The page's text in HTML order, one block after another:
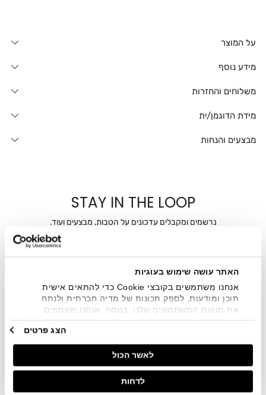
האתר עושה שימוש בעוגיות
אנחנו משתמשים בקובצי Cookie כדי להתאים אישית
תוכן ומודעות, לספק תכונות של מדיה חברתית ולנתח
את תנועת המשתמשים שלנו. בנוסף, אנחנו משתפים
מתחומי המדיה החברתית, הפרסום וניתוח הנתונים.
גורמים אלה עשויים לשלב את הנתונים האלה עם מידע
אחר שסיפקתם או שהם אספו בעקבות השימוש שעשיתם
בשירותים שלהם.
הצג פרטים
לאשר הכול
לדחות
על המוצר
מידע נוסף
משלוחים והחזרות
מידת הדוגמן/ית
מבצעים והנחות
STAY IN THE LOOP
נרשמים ומקבלים עדכונים על הטבות, מבצעים ועוד.
אני מאשר/ת ומסכימ/ה לקבלת דיוור ישיר, הודעות ופרסומים
שיווקיים בכלל פרטי הקשר המצויים בידי החברה ובכלל זה דוא"ל
SMS ועוד. המידע ייאסף בהתאם למדיניות הפרטיות של החברה.
" צפייה במדיניות הפרטיות ".
חנויות